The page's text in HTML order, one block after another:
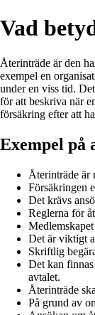
Vad
Återinträde är den
exempel en
under en viss tid.
för att beskriva när
försäkring efter att
Exempel på
Återinträde är
Försäkringen
Det krävs
Reglerna för
Det är viktigt
Skriftlig
Det kan
avtalet.
Återinträde
På grund av